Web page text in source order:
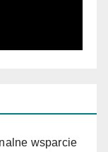
wsparcie